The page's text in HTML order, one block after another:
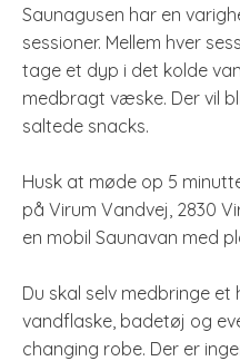
Saunagusen har en
sessioner. Mellem hver
tage et dyp i det kolde
medbragt væske. Der vil
saltede snacks.
Husk at møde op 5
på Virum Vandvej, 2830
en mobil Saunavan med
Du skal selv medbringe
vandflaske, badetøj og
changing robe. Der er